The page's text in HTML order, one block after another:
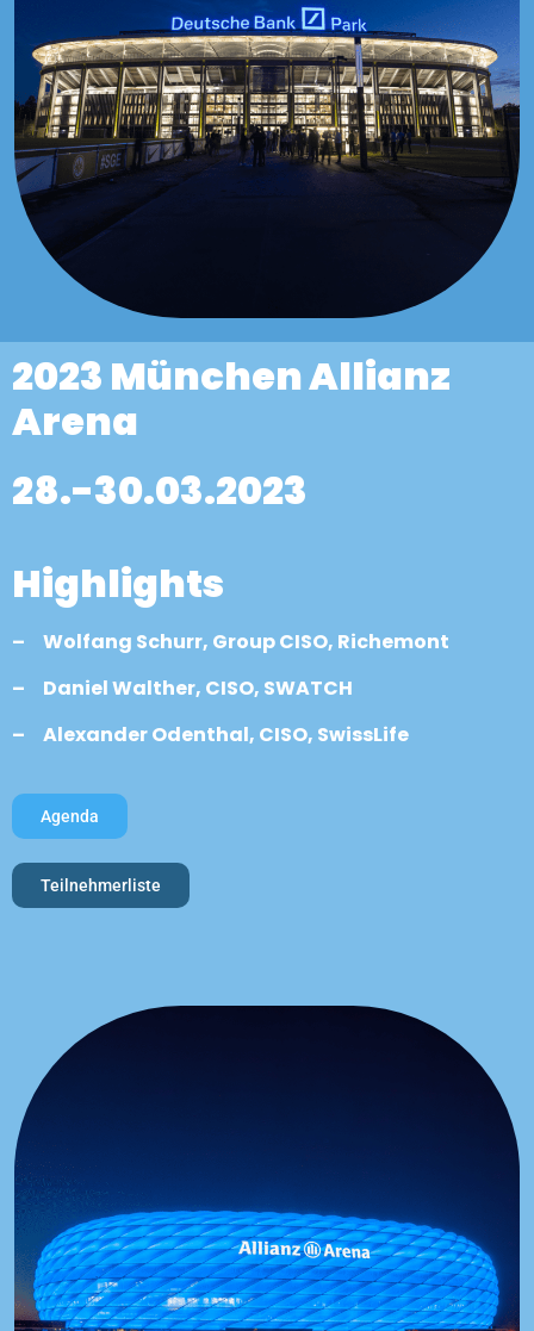
2023 München Allianz
Arena
28.-30.03.2023
Highlights
– Wolfang Schurr, Group CISO, Richemont
– Daniel Walther, CISO, SWATCH
– Alexander Odenthal, CISO, SwissLife
Agenda
Teilnehmerliste